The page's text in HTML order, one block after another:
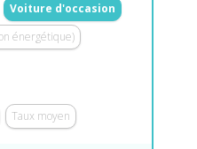
Voiture d'occasion
énergétique)
Taux moyen